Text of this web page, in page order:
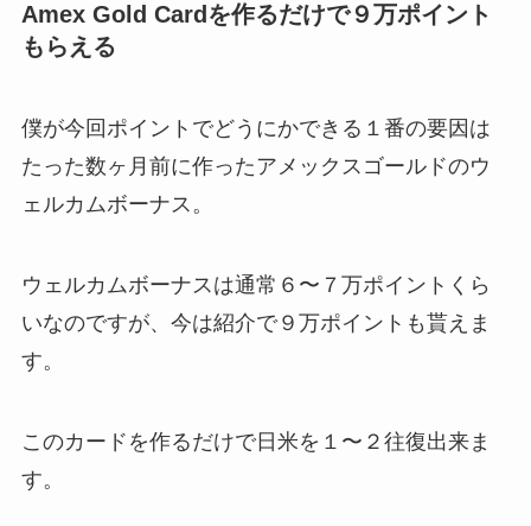
Amex Gold Cardを作るだけで９万ポイント
もらえる
僕が今回ポイントでどうにかできる１番の要因は
たった数ヶ月前に作ったアメックスゴールドのウ
ェルカムボーナス。
ウェルカムボーナスは通常６〜７万ポイントくら
いなのですが、今は紹介で９万ポイントも貰えま
す。
このカードを作るだけで日米を１〜２往復出来ま
す。